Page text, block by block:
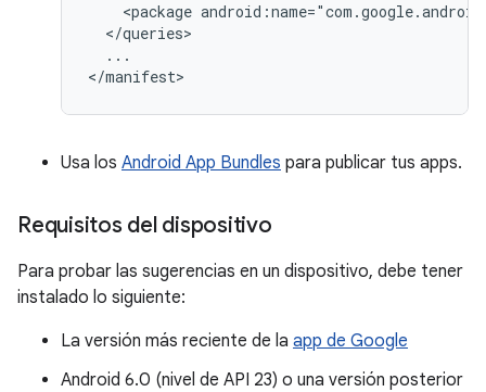
<package
...
Usa los Android App Bundles para publicar tus apps.
Requisitos del dispositivo
Para probar las sugerencias en un dispositivo, debe tener
instalado lo siguiente:
La versión más reciente de la app de Google
Android 6.0 (nivel de API 23) o una versión posterior